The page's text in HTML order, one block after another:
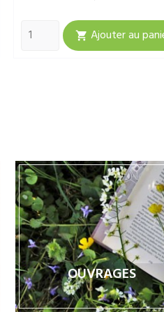
OUVRAGES